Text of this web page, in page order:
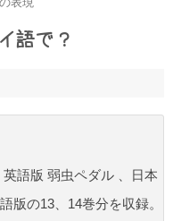
語で？
英語版 弱虫ペダル 、日本
語版の13、14巻分を収録。